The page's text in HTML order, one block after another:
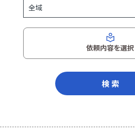
依頼内容を選択
検 索